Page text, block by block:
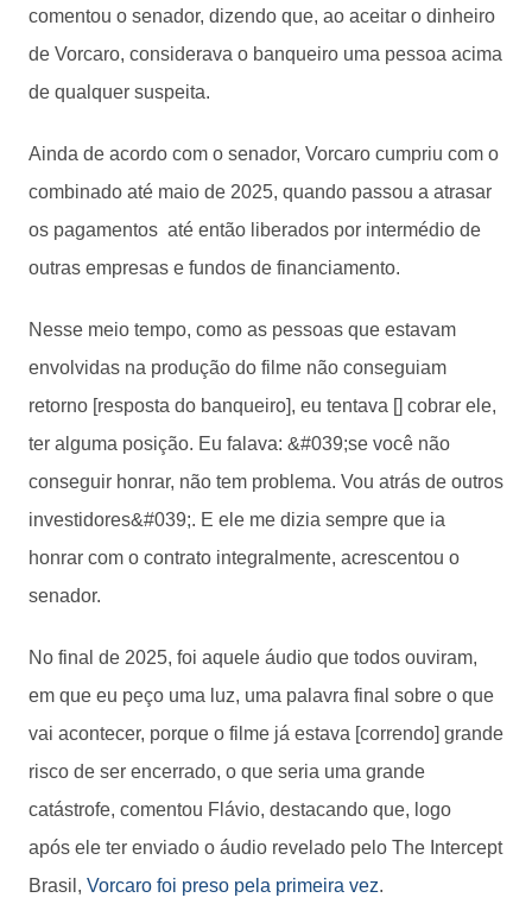
comentou o senador, dizendo que, ao aceitar o dinheiro
de Vorcaro, considerava o banqueiro uma pessoa acima
de qualquer suspeita.
Ainda de acordo com o senador, Vorcaro cumpriu com o
combinado até maio de 2025, quando passou a atrasar
os pagamentos até então liberados por intermédio de
outras empresas e fundos de financiamento.
Nesse meio tempo, como as pessoas que estavam
envolvidas na produção do filme não conseguiam
retorno [resposta do banqueiro], eu tentava [] cobrar ele,
ter alguma posição. Eu falava: &#039;se você não
conseguir honrar, não tem problema. Vou atrás de outros
investidores&#039;. E ele me dizia sempre que ia
honrar com o contrato integralmente, acrescentou o
senador.
No final de 2025, foi aquele áudio que todos ouviram,
em que eu peço uma luz, uma palavra final sobre o que
vai acontecer, porque o filme já estava [correndo] grande
risco de ser encerrado, o que seria uma grande
catástrofe, comentou Flávio, destacando que, logo
após ele ter enviado o áudio revelado pelo The Intercept
Brasil, Vorcaro foi preso pela primeira vez.